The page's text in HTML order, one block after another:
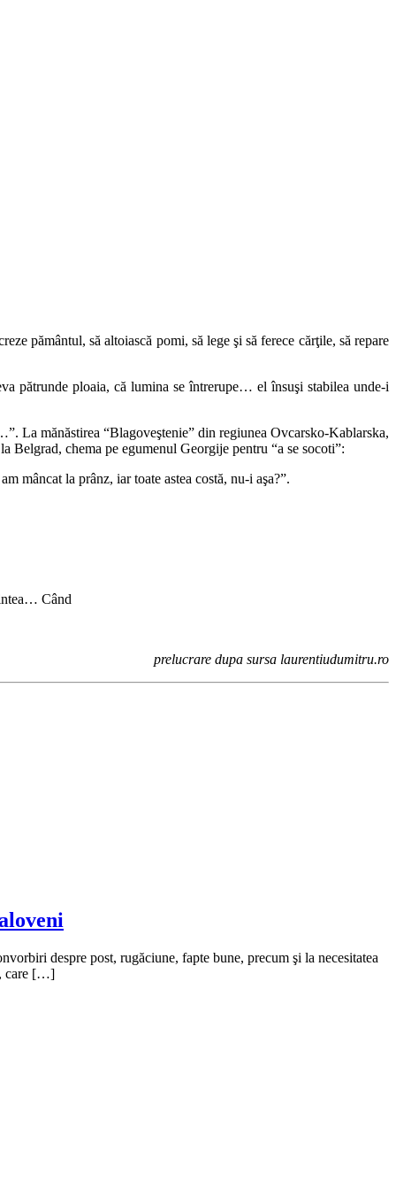
pământul, să altoiască pomi, să lege şi să ferece cărţile, să repare
pătrunde ploaia, că lumina se întrerupe… el însuşi stabilea unde-i
La mănăstirea “Blagoveştenie” din regiunea Ovcarsko-Kablarska,
Belgrad, chema pe egumenul Georgije pentru “a se socoti”:
mâncat la prânz, iar toate astea costă, nu-i aşa?”.
Când
prelucrare dupa sursa laurentiudumitru.ro
despre post, rugăciune, fapte bune, precum şi la necesitatea
care […]